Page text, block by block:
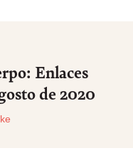
Enlaces
de 2020